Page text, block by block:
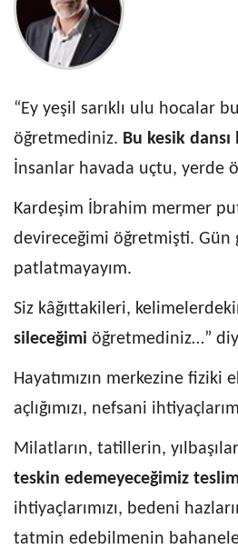
“Ey yeşil sarıklı ulu hocalar
öğretmediniz. Bu kesik
İnsanlar havada uçtu, yerde
Kardeşim İbrahim mermer
devireceğimi öğretmişti. Gün
patlatmayayım.
Siz kâğıttakileri,
sileceğimi öğretmediniz…”
Hayatımızın merkezine fiziki
açlığımızı, nefsani
Milatların, tatillerin,
teskin edemeyeceğimiz
ihtiyaçlarımızı, bedeni
tatmin edebilmenin